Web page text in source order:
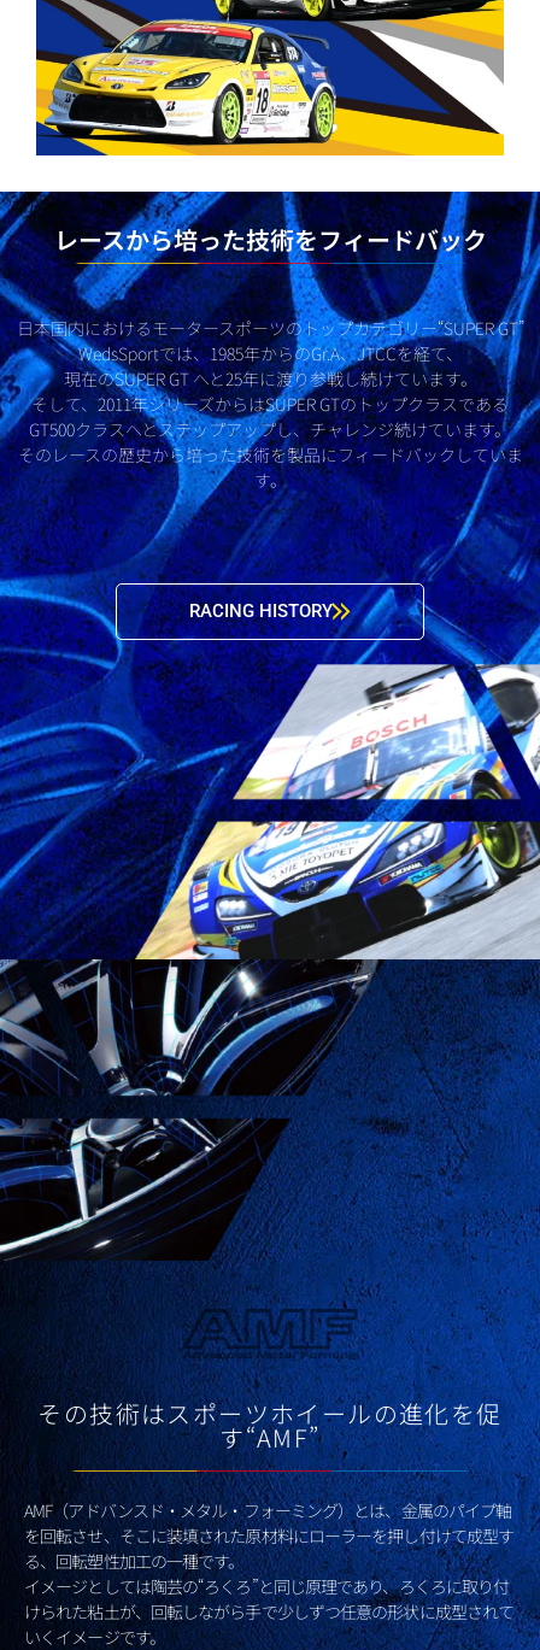
レースから培った技術をフィードバック
日本国内におけるモータースポーツのトップカテゴリー“SUPER GT”
WedsSportでは、1985年からのGr.A、JTCCを経て、
現在のSUPER GT へと25年に渡り参戦し続けています。
そして、2011年シリーズからはSUPER GTのトップクラスである
GT500クラスへとステップアップし、チャレンジ続けています。
そのレースの歴史から培った技術を製品にフィードバックしていま
す。
RACING HISTORY
その技術はスポーツホイールの進化を促
す“AMF”
AMF（アドバンスド・メタル・フォーミング）とは、金属のパイプ軸
を回転させ、そこに装填された原材料にローラーを押し付けて成型す
る、回転塑性加工の一種です。
イメージとしては陶芸の“ろくろ”と同じ原理であり、ろくろに取り付
けられた粘土が、回転しながら手で少しずつ任意の形状に成型されて
いくイメージです。